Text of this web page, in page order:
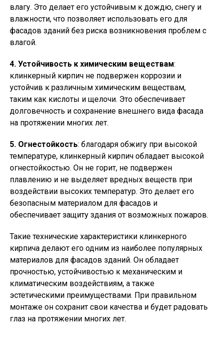
влагу. Это делает его устойчивым к дождю, снегу и
влажности, что позволяет использовать его для
фасадов зданий без риска возникновения проблем с
влагой.
4. Устойчивость к химическим веществам:
клинкерный кирпич не подвержен коррозии и
устойчив к различным химическим веществам,
таким как кислоты и щелочи. Это обеспечивает
долговечность и сохранение внешнего вида фасада
на протяжении многих лет.
5. Огнестойкость: благодаря обжигу при высокой
температуре, клинкерный кирпич обладает высокой
огнестойкостью. Он не горит, не подвержен
плавлению и не выделяет вредных веществ при
воздействии высоких температур. Это делает его
безопасным материалом для фасадов и
обеспечивает защиту здания от возможных пожаров.
Такие технические характеристики клинкерного
кирпича делают его одним из наиболее популярных
материалов для фасадов зданий. Он обладает
прочностью, устойчивостью к механическим и
климатическим воздействиям, а также
эстетическими преимуществами. При правильном
монтаже он сохранит свои качества и будет радовать
глаз на протяжении многих лет.